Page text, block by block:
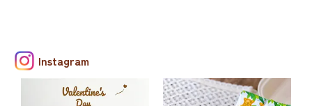
Instagram